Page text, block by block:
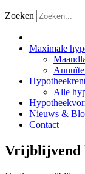
Zoeken
Maximale
Alle
Nieuws &
Contact
Vrijblijvend